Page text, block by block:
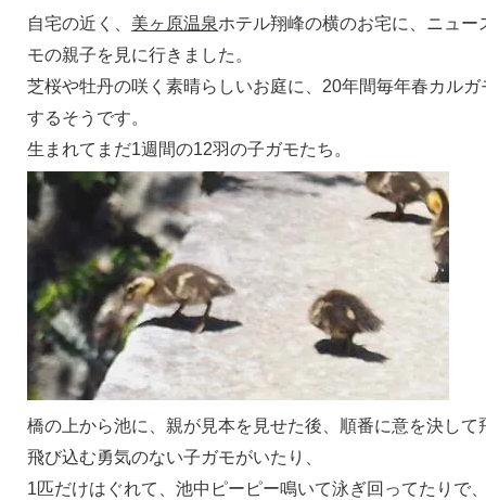
自宅の近く、 美ヶ原温泉ホテル翔峰の横のお宅に、ニュー
モの親子を見に行きました。
芝桜や牡丹の咲く素晴らしいお庭に、20年間毎年春カル
するそうです。
生まれてまだ1週間の12羽の子ガモたち。
橋の上から池に、親が見本を見せた後、順番に意を決して
飛び込む勇気のない子ガモがいたり、
1匹だけはぐれて、池中ピーピー鳴いて泳ぎ回ってたりで